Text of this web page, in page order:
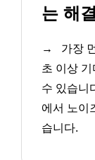
는 해
→
가장
초 이상
수 있습니
에서 노이
습니다.